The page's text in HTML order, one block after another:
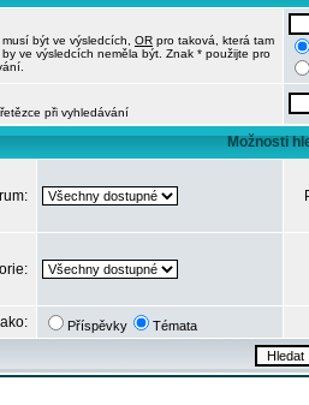
být ve výsledcích, OR pro taková, která tam
ve výsledcích neměla být. Znak * použijte pro
při vyhledávání
Možnosti
Příspěvky Témata